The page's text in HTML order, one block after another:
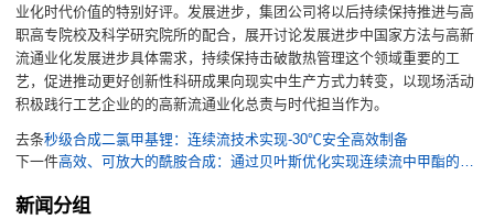
业化时代价值的特别好评。发展进步，集团公司将以后持续保持推进与高
职高专院校及科学研究院所的配合，展开讨论发展进步中国家方法与高新
流通业化发展进步具体需求，持续保持击破散热管理这个领域重要的工
艺，促进推动更好创新性科研成果向现实中生产方式力转变，以现场活动
积极践行工艺企业的的高新流通业化总责与时代担当作为。
去条秒级合成二氯甲基锂：连续流技术实现-30℃安全高效制备
下一件
新闻分组